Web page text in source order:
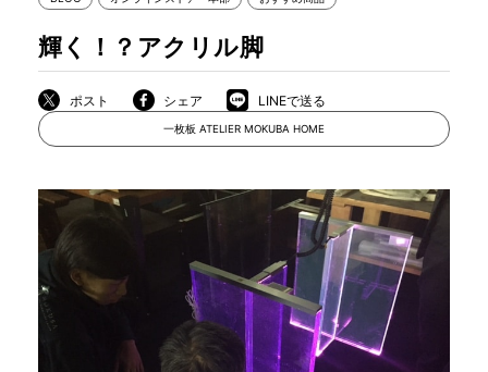
店舗から探す
MOKUBA について
商品情報
輝く！？アクリル脚
ポスト シェア LINEで送る
一枚板 ATELIER MOKUBA HOME